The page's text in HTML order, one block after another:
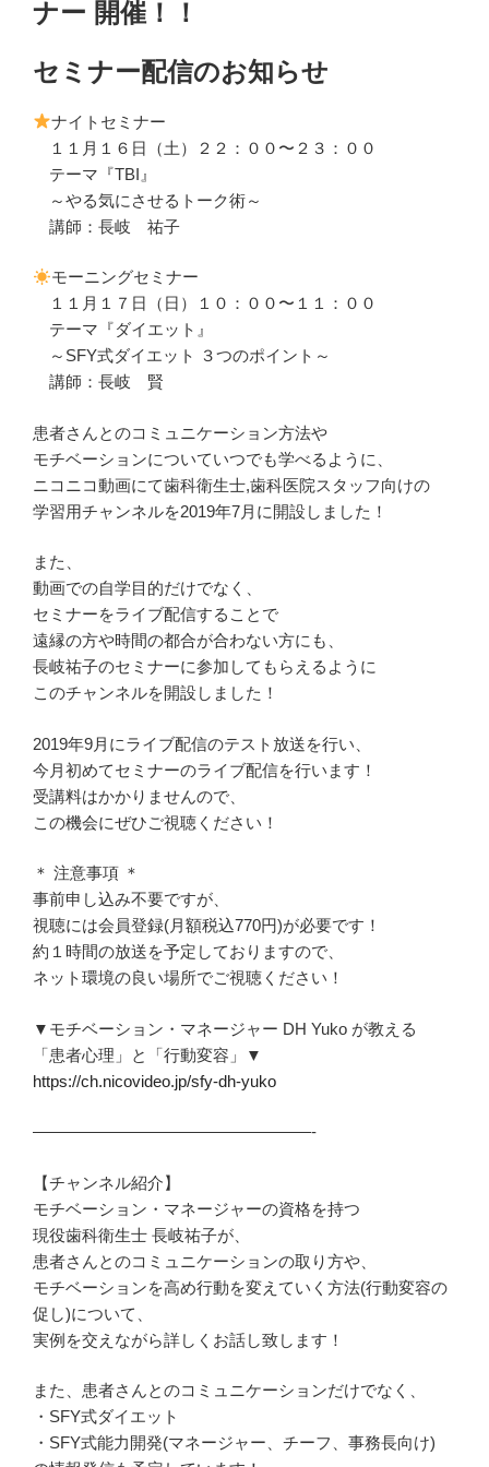
ナー 開催！！
セミナー配信のお知らせ
ナイトセミナー
１１月１６日（土）２２：００〜２３：００
テーマ『TBI』
～やる気にさせるトーク術～
講師：長岐 祐子
モーニングセミナー
１１月１７日（日）１０：００〜１１：００
テーマ『ダイエット』
～SFY式ダイエット ３つのポイント～
講師：長岐 賢
患者さんとのコミュニケーション方法や
モチベーションについていつでも学べるように、
ニコニコ動画にて歯科衛生士,歯科医院スタッフ向けの
学習用チャンネルを2019年7月に開設しました！
また、
動画での自学目的だけでなく、
セミナーをライブ配信することで
遠縁の方や時間の都合が合わない方にも、
長岐祐子のセミナーに参加してもらえるように
このチャンネルを開設しました！
2019年9月にライブ配信のテスト放送を行い、
今月初めてセミナーのライブ配信を行います！
受講料はかかりませんので、
この機会にぜひご視聴ください！
＊ 注意事項 ＊
事前申し込み不要ですが、
視聴には会員登録(月額税込770円)が必要です！
約１時間の放送を予定しておりますので、
ネット環境の良い場所でご視聴ください！
▼モチベーション・マネージャー DH Yuko が教える
「患者心理」と「行動変容」▼
https://ch.nicovideo.jp/sfy-dh-yuko
—————————————————-
【チャンネル紹介】
モチベーション・マネージャーの資格を持つ
現役歯科衛生士 長岐祐子が、
患者さんとのコミュニケーションの取り方や、
モチベーションを高め行動を変えていく方法(行動変容の
促し)について、
実例を交えながら詳しくお話し致します！
また、患者さんとのコミュニケーションだけでなく、
・SFY式ダイエット
・SFY式能力開発(マネージャー、チーフ、事務長向け)